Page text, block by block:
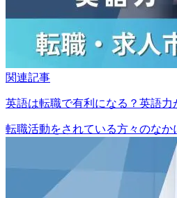
関連記事
英語は転職で有利になる？英語
転職活動をされている方々のな